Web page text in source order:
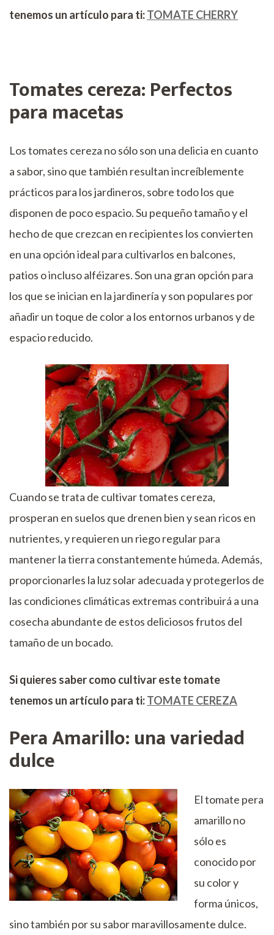
tenemos un artículo para ti:TOMATE CHERRY
Tomates cereza: Perfectos
para macetas
Los tomates cereza no sólo son una delicia en cuanto
a sabor, sino que también resultan increíblemente
prácticos para los jardineros, sobre todo los que
disponen de poco espacio. Su pequeño tamaño y el
hecho de que crezcan en recipientes los convierten
en una opción ideal para cultivarlos en balcones,
patios o incluso alféizares. Son una gran opción para
los que se inician en la jardinería y son populares por
añadir un toque de color a los entornos urbanos y de
espacio reducido.
Cuando se trata de cultivar tomates cereza,
prosperan en suelos que drenen bien y sean ricos en
nutrientes, y requieren un riego regular para
mantener la tierra constantemente húmeda. Además,
proporcionarles la luz solar adecuada y protegerlos de
las condiciones climáticas extremas contribuirá a una
cosecha abundante de estos deliciosos frutos del
tamaño de un bocado.
Si quieres saber como cultivar este tomate
tenemos un artículo para ti:TOMATE CEREZA
Pera Amarillo: una variedad
dulce
El tomate pera
amarillo no
sólo es
conocido por
su color y
forma únicos,
sino también por su sabor maravillosamente dulce.